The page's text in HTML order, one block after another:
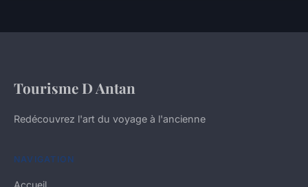
Tourisme D Antan
Redécouvrez l'art du voyage à l'ancienne
NAVIGATION
Accueil